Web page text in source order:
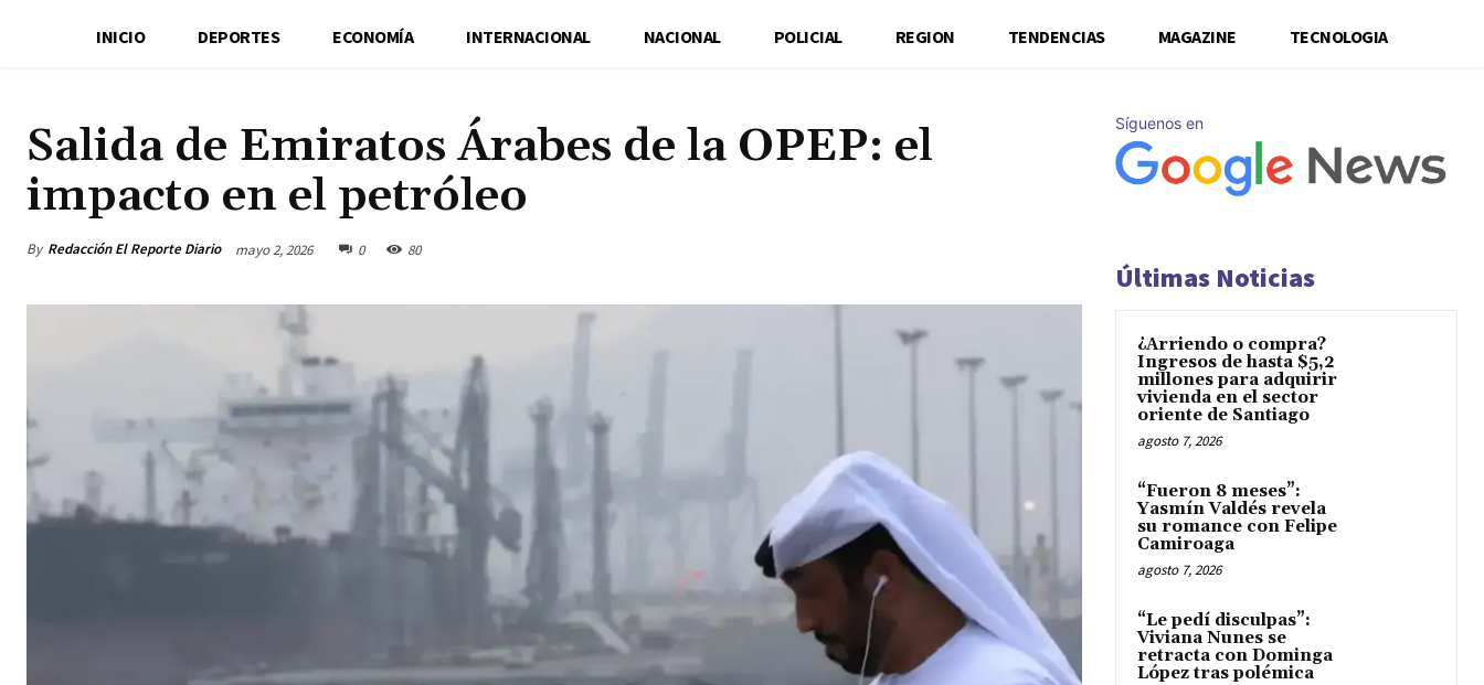
INICIO DEPORTES ECONOMÍA INTERNACIONAL NACIONAL POLICIAL REGION TENDENCIAS MAGAZINE TECNOLOGIA
Salida de Emiratos Árabes de la OPEP: el
impacto en el petróleo
By Redacción El Reporte Diario mayo 2, 2026 0 80
Síguenos en
Últimas Noticias
¿Arriendo o compra?
Ingresos de hasta $5,2
millones para adquirir
vivienda en el sector
oriente de Santiago
agosto 7, 2026
“Fueron 8 meses”:
Yasmín Valdés revela
su romance con Felipe
Camiroaga
agosto 7, 2026
“Le pedí disculpas”:
Viviana Nunes se
retracta con Dominga
López tras polémica